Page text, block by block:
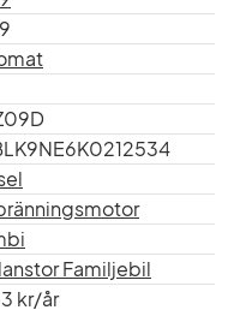
flesta fall så kan vi ge
mellanpris redan
AB, vi finns på
- 522 927 00. All our
Familjebil
kr/år